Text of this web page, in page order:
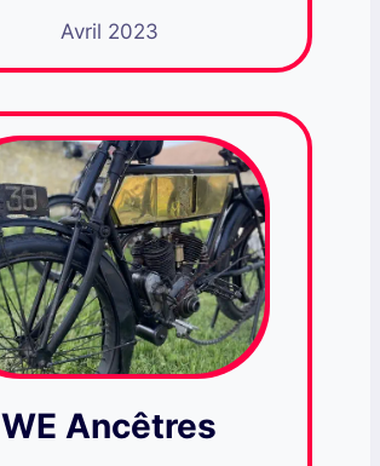
Avril 2023
WE Ancêtres